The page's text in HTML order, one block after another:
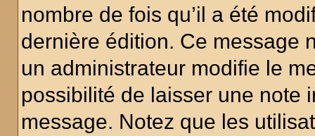
nombre de fois qu’il a été
dernière édition. Ce message
un administrateur modifie le
possibilité de laisser une note
message. Notez que les